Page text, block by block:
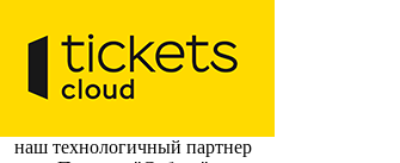
наш технологичный партнер